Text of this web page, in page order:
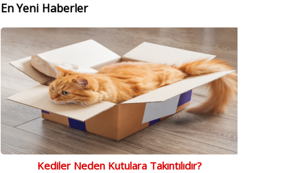
En Yeni Haberler
Kediler Neden Kutulara Takıntılıdır?